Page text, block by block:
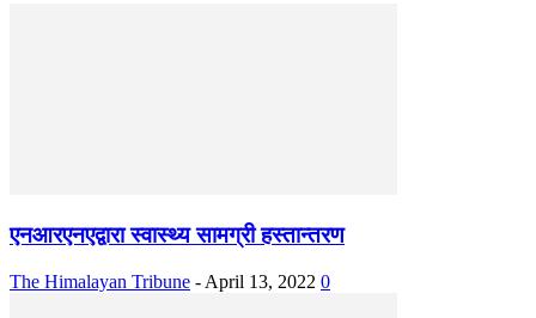
एनआरएनएद्वारा स्वास्थ्य सामग्री हस्तान्तरण
The Himalayan Tribune - April 13, 2022 0